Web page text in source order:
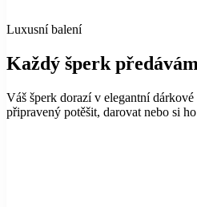
Luxusní balení
Každý šperk
Váš šperk dorazí v elegantní
připravený potěšit, darovat nebo si